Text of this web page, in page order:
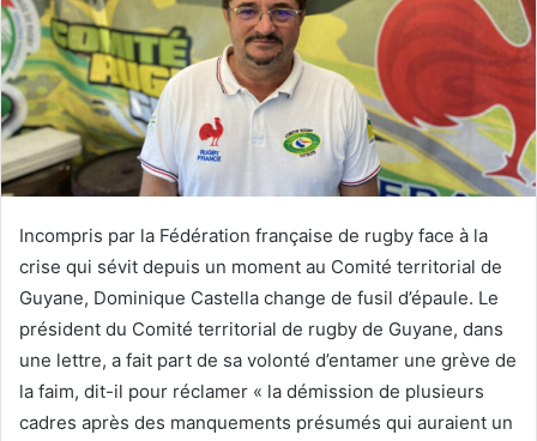
n
c
u
r
i
e
Incompris par la Fédération française de rugby face à la
crise qui sévit depuis un moment au Comité territorial de
Guyane, Dominique Castella change de fusil d’épaule. Le
président du Comité territorial de rugby de Guyane, dans
une lettre, a fait part de sa volonté d’entamer une grève de
la faim, dit-il pour réclamer « la démission de plusieurs
cadres après des manquements présumés qui auraient un